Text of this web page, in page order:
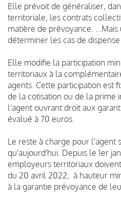
Elle prévoit de généraliser,
territoriale, les contrats
matière de prévoyance.
déterminer les cas de dispense
Elle modifie la participation
territoriaux à la
agents. Cette participation est
de la cotisation ou de la prime
l'agent ouvrant droit aux
évalué à 70 euros.
Le reste à charge pour l'agent
qu'aujourd'hui. Depuis le 1er
employeurs territoriaux
du 20 avril 2022, à hauteur
à la garantie prévoyance de